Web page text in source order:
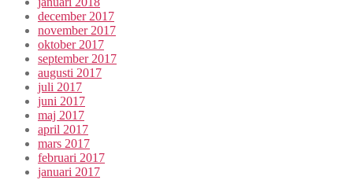
december 2017
november 2017
oktober 2017
september 2017
augusti 2017
juli 2017
juni 2017
maj 2017
april 2017
mars 2017
februari 2017
januari 2017